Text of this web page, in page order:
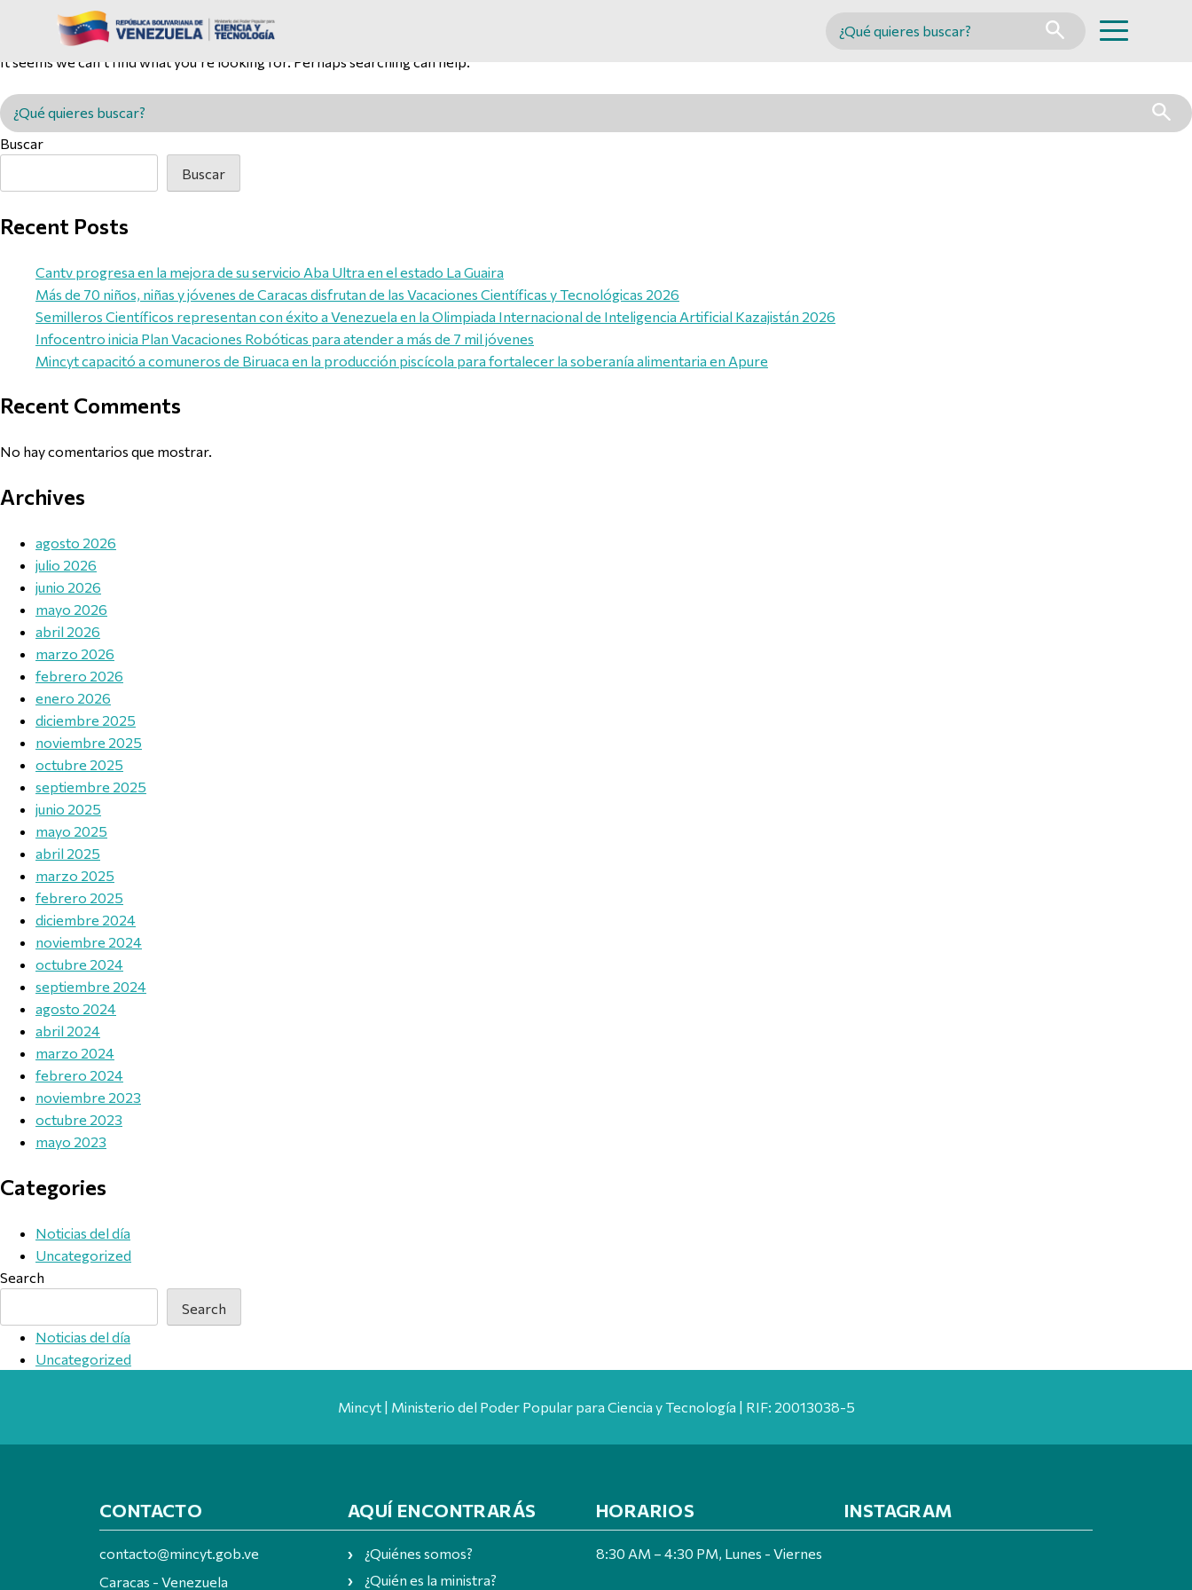
Buscar en MINCYT
Nothing Found
It seems we can’t find what you’re looking for. Perhaps searching can help.
Buscar en MINCYT
Buscar
Buscar
Recent Posts
Cantv progresa en la mejora de su servicio Aba Ultra en el estado La Guaira
Más de 70 niños, niñas y jóvenes de Caracas disfrutan de las Vacaciones Científicas y Tecnológicas 2026
Semilleros Científicos representan con éxito a Venezuela en la Olimpiada Internacional de Inteligencia Artificial Kazajistán 2026
Infocentro inicia Plan Vacaciones Robóticas para atender a más de 7 mil jóvenes
Mincyt capacitó a comuneros de Biruaca en la producción piscícola para fortalecer la soberanía alimentaria en Apure
Recent Comments
No hay comentarios que mostrar.
Archives
agosto 2026
julio 2026
junio 2026
mayo 2026
abril 2026
marzo 2026
febrero 2026
enero 2026
diciembre 2025
noviembre 2025
octubre 2025
septiembre 2025
junio 2025
mayo 2025
abril 2025
marzo 2025
febrero 2025
diciembre 2024
noviembre 2024
octubre 2024
septiembre 2024
agosto 2024
abril 2024
marzo 2024
febrero 2024
noviembre 2023
octubre 2023
mayo 2023
Categories
Noticias del día
Uncategorized
Search
Search
Noticias del día
Uncategorized
Mincyt | Ministerio del Poder Popular para Ciencia y Tecnología | RIF: 20013038-5
CONTACTO
contacto@mincyt.gob.ve
Caracas - Venezuela
AQUÍ ENCONTRARÁS
¿Quiénes somos?
¿Quién es la ministra?
HORARIOS
8:30 AM – 4:30 PM, Lunes - Viernes
INSTAGRAM